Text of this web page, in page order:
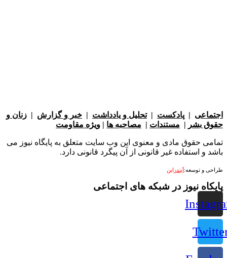
|پادکست|تحلیل و یادداشت|خبر و گزارش| زنان و
بشر| مستندات|مصاحبه ها|ویژه مقاومت
حقوق مادی و معنوی این وب سایت متعلق به پایگاه نیوز می
استفاده غیر قانونی از آن پیگرد قانونی دارد.
توسعه: آیندزاین
نیوز در شبکه های اجتماعی